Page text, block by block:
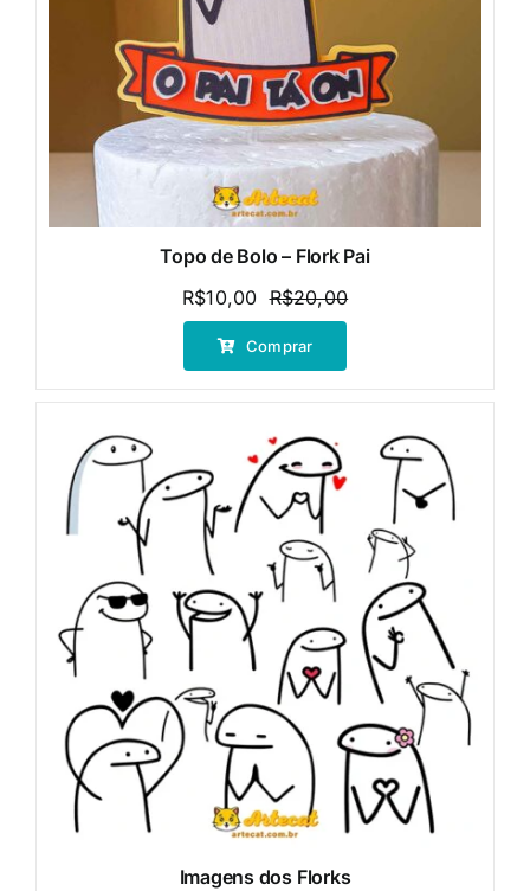
Topo de Bolo – Flork Pai
R$20,00O
preço
R$10,00
O
preço
Comprar
Imagens dos Florks